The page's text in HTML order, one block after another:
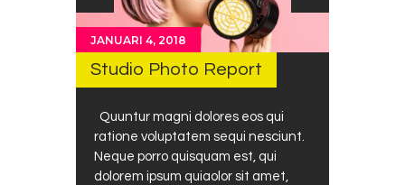
JANUARI 4, 2018
Studio Photo Report
Quuntur magni dolores eos qui
ratione voluptatem sequi nesciunt.
Neque porro quisquam est, qui
dolorem ipsum quiaolor sit amet,